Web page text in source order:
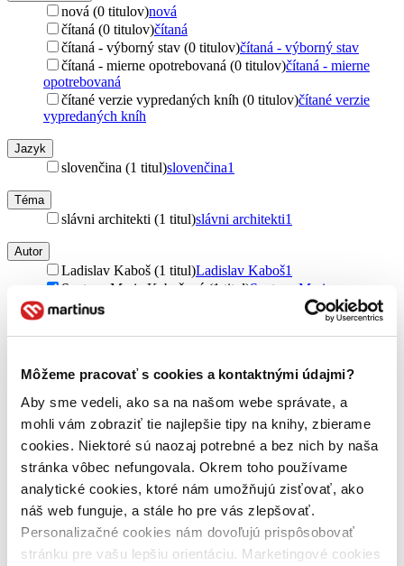
Môžeme pracovať s cookies a kontaktnými údajmi?
Aby sme vedeli, ako sa na našom webe správate, a
mohli vám zobraziť tie najlepšie tipy na knihy, zbierame
cookies. Niektoré sú naozaj potrebné a bez nich by naša
stránka vôbec nefungovala. Okrem toho používame
analytické cookies, ktoré nám umožňujú zisťovať, ako
náš web funguje, a stále ho pre vás zlepšovať.
Personalizačné cookies nám dovoľujú prispôsobovať
stránku pre vašu lepšiu orientáciu. Marketingové cookies
nová (0 titulov)nová
čítaná (0 titulov)čítaná
čítaná - výborný stav (0 titulov)čítaná - výborný stav
čítaná - mierne opotrebovaná (0 titulov)čítaná - mierne
opotrebovaná
čítané verzie vypredaných kníh (0 titulov)čítané verzie
vypredaných kníh
Jazyk
slovenčina (1 titul)slovenčina1
Téma
slávni architekti (1 titul)slávni architekti1
Autor
Ladislav Kaboš (1 titul)Ladislav Kaboš1
Svatava Maria Kabošová (1 titul)Svatava Maria
Kabošová1
Vydavateľstvo
pevná väzba (1 titul)pevná väzba1
Zúžiť výber
Zoradiť